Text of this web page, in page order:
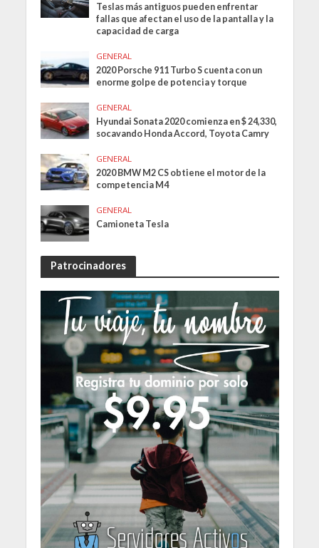
Teslas más antiguos pueden enfrentar
fallas que afectan el uso de la pantalla y la
capacidad de carga
GENERAL
2020 Porsche 911 Turbo S cuenta con un
enorme golpe de potencia y torque
GENERAL
Hyundai Sonata 2020 comienza en $ 24,330,
socavando Honda Accord, Toyota Camry
GENERAL
2020 BMW M2 CS obtiene el motor de la
competencia M4
GENERAL
Camioneta Tesla
Patrocinadores